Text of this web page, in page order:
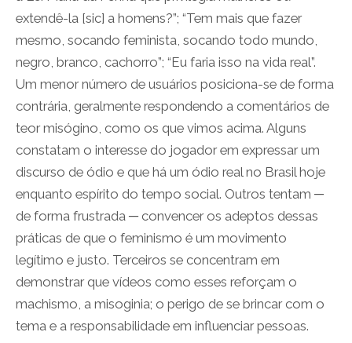
extendê-la [sic] a homens?”; “Tem mais que fazer
mesmo, socando feminista, socando todo mundo,
negro, branco, cachorro”; “Eu faria isso na vida real”.
Um menor número de usuários posiciona-se de forma
contrária, geralmente respondendo a comentários de
teor misógino, como os que vimos acima. Alguns
constatam o interesse do jogador em expressar um
discurso de ódio e que há um ódio real no Brasil hoje
enquanto espírito do tempo social. Outros tentam ─
de forma frustrada ─ convencer os adeptos dessas
práticas de que o feminismo é um movimento
legítimo e justo. Terceiros se concentram em
demonstrar que vídeos como esses reforçam o
machismo, a misoginia; o perigo de se brincar com o
tema e a responsabilidade em influenciar pessoas.